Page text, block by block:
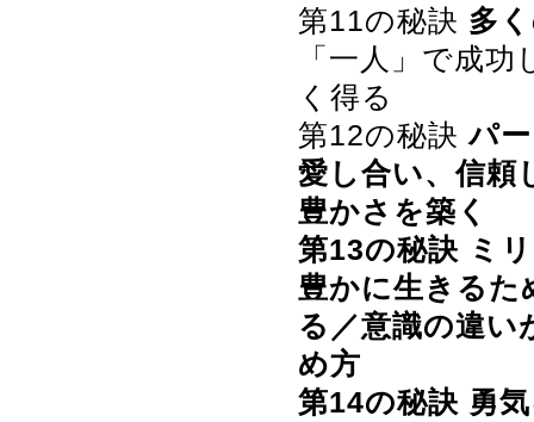
第11の秘訣 多
「一人」で成
く得る
第12の秘訣パ
愛し合い、信頼
豊かさを築く
第13の秘訣 ミ
豊かに生きるた
る／意識の違い
め方
第14の秘訣 勇